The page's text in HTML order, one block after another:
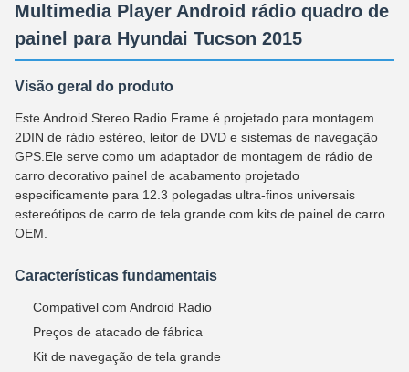
Multimedia Player Android rádio quadro de
painel para Hyundai Tucson 2015
Visão geral do produto
Este Android Stereo Radio Frame é projetado para montagem
2DIN de rádio estéreo, leitor de DVD e sistemas de navegação
GPS.Ele serve como um adaptador de montagem de rádio de
carro decorativo painel de acabamento projetado
especificamente para 12.3 polegadas ultra-finos universais
estereótipos de carro de tela grande com kits de painel de carro
OEM.
Características fundamentais
Compatível com Android Radio
Preços de atacado de fábrica
Kit de navegação de tela grande